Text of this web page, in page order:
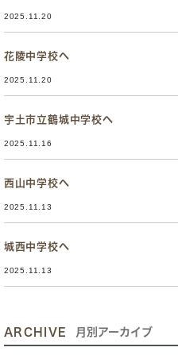
2025.11.20
花陵中学校へ
2025.11.20
宇土市立鶴城中学校へ
2025.11.16
西山中学校へ
2025.11.13
城西中学校へ
2025.11.13
ARCHIVE 月別アーカイブ